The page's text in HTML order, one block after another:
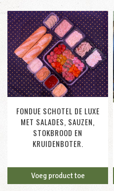
FONDUE SCHOTEL DE LUXE
MET SALADES, SAUZEN,
STOKBROOD EN
KRUIDENBOTER.
Voeg product toe